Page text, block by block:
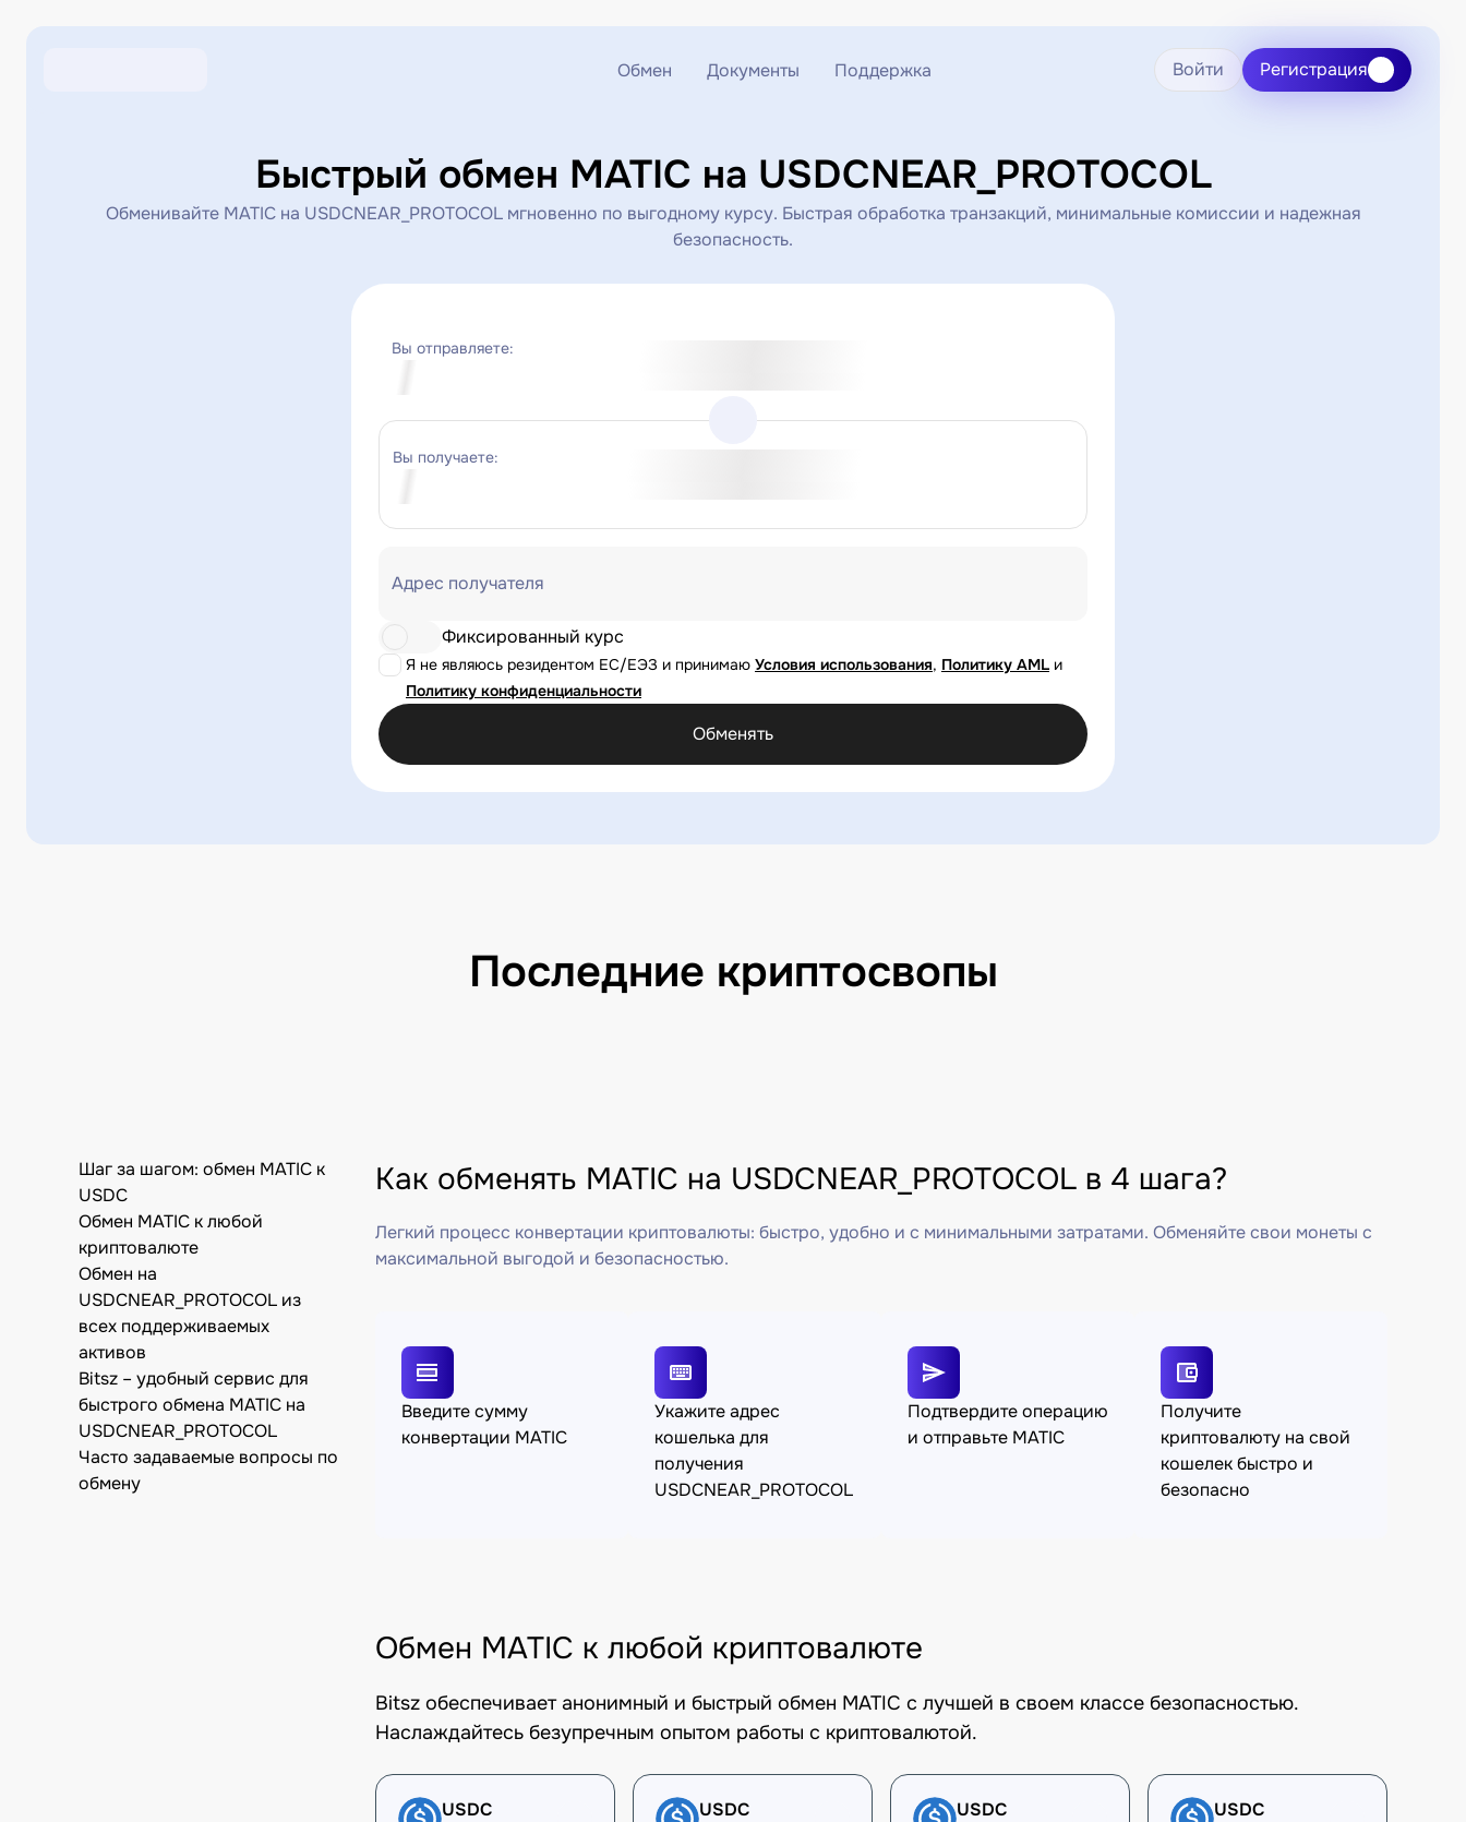
Обмен
Обмен ETH на USDT
Обмен XMR на USDT
Документы
Блог
AML
Поддержка
Telegram
Чат поддержки
Войти Регистрация
Быстрый обмен MATIC на USDCNEAR_PROTOCOL
Обменивайте MATIC на USDCNEAR_PROTOCOL мгновенно по выгодному курсу. Быстрая обработка транзакций, минимальные комиссии и надежная
безопасность.
Вы отправляете:
Вы получаете:
Адрес получателя
Я не являюсь резидентом ЕС/ЕЭЗ и принимаю Условия использования, Политику AML и
Политику конфиденциальности
Фиксированный курс
Обменять
Последние криптосвопы
Шаг за шагом: обмен MATIC к
USDC
Обмен MATIC к любой
криптовалюте
Обмен на
USDCNEAR_PROTOCOL из
всех поддерживаемых
активов
Bitsz – удобный сервис для
быстрого обмена MATIC на
USDCNEAR_PROTOCOL
Часто задаваемые вопросы по
обмену
Как обменять MATIC на USDCNEAR_PROTOCOL в 4 шага?
Легкий процесс конвертации криптовалюты: быстро, удобно и с минимальными затратами. Обменяйте свои монеты с
максимальной выгодой и безопасностью.
Введите сумму
конвертации MATIC
Укажите адрес
кошелька для
получения
USDCNEAR_PROTOCOL
Подтвердите операцию
и отправьте MATIC
Получите
криптовалюту на свой
кошелек быстро и
безопасно
Обмен MATIC к любой криптовалюте
Bitsz обеспечивает анонимный и быстрый обмен MATIC с лучшей в своем классе безопасностью.
Наслаждайтесь безупречным опытом работы с криптовалютой.
USDC USDC USDC USDC